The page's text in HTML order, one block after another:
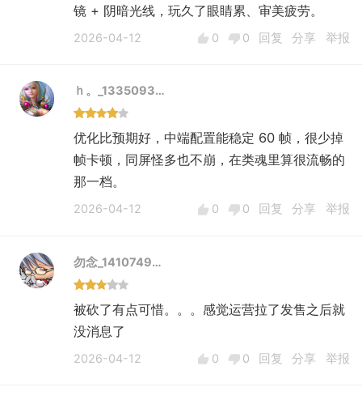
镜 + 阴暗光线，玩久了眼睛累、审美疲劳。
2026-04-12 0 0 回复 分享 举报
ｈ。_1335093…
优化比预期好，中端配置能稳定 60 帧，很少掉
帧卡顿，同屏怪多也不崩，在类魂里算很流畅的
那一档。
2026-04-12 0 0 回复 分享 举报
勿念_1410749…
被砍了有点可惜。。。感觉运营拉了发售之后就
没消息了
2026-04-12 0 0 回复 分享 举报